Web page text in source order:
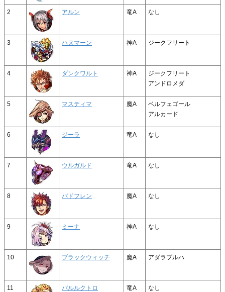
2 アルン 竜A なし
3 ハヌマーン 神A ジークフリート
4 ダンクワルト 神A
ジークフリート
アンドロメダ
5 マスティマ 魔A
ベルフェゴール
アルカード
6 ジーラ 竜A なし
7 ウルガルド 竜A なし
8 バドフレン 魔A なし
9 ミーナ 神A なし
10 ブラックウィッチ 魔A アダラブルハ
11 バルルクトロ 竜A なし